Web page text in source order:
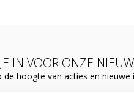
IN VOOR ONZE
de hoogte van acties en nieuwe